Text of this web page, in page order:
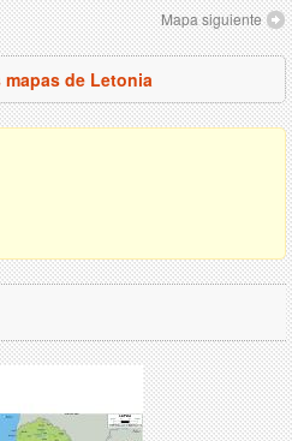
Mapa siguiente
de Letonia